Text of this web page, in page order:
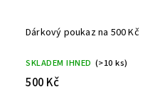
Dárkový poukaz na 500 Kč
SKLADEM IHNED (>10 ks)
500 Kč